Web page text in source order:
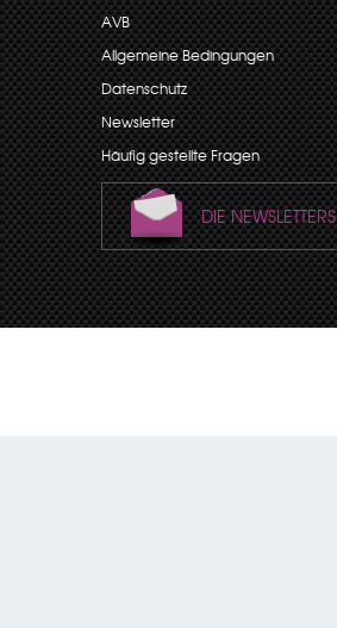
AVB
Allgemeine Bedingungen
Datenschutz
Newsletter
Häufig gestellte Fragen
DIE NEWSLETTERS